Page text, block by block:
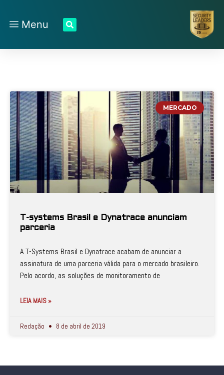
Menu
MERCADO
T-systems Brasil e Dynatrace anunciam
parceria
A T-Systems Brasil e Dynatrace acabam de anunciar a
assinatura de uma parceria válida para o mercado brasileiro.
Pelo acordo, as soluções de monitoramento de
LEIA MAIS »
Redação 8 de abril de 2019